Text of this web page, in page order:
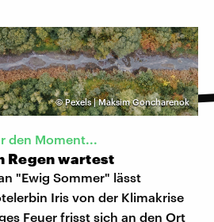
©Pexels | Maksim Goncharenok
den Moment...
Regen wartest
"Ewig Sommer" lässt
Iris von der Klimakrise
Feuer frisst sich an den Ort